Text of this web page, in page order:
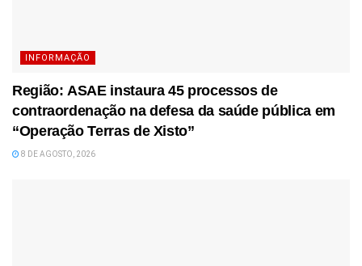
INFORMAÇÃO
Região: ASAE instaura 45 processos de
contraordenação na defesa da saúde pública em
“Operação Terras de Xisto”
8 DE AGOSTO, 2026